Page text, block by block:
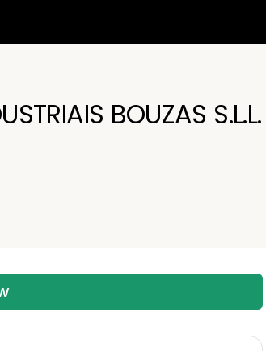
BOUZAS S.L.L.